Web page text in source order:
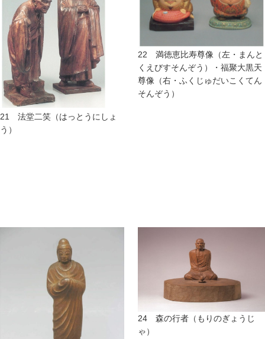
21 法堂二笑（はっとうにしょ
う）
22 満徳恵比寿尊像（左・まんと
くえびすそんぞう）・福聚大黒天
尊像（右・ふくじゅだいこくてん
そんぞう）
24 森の行者（もりのぎょうじ
ゃ）